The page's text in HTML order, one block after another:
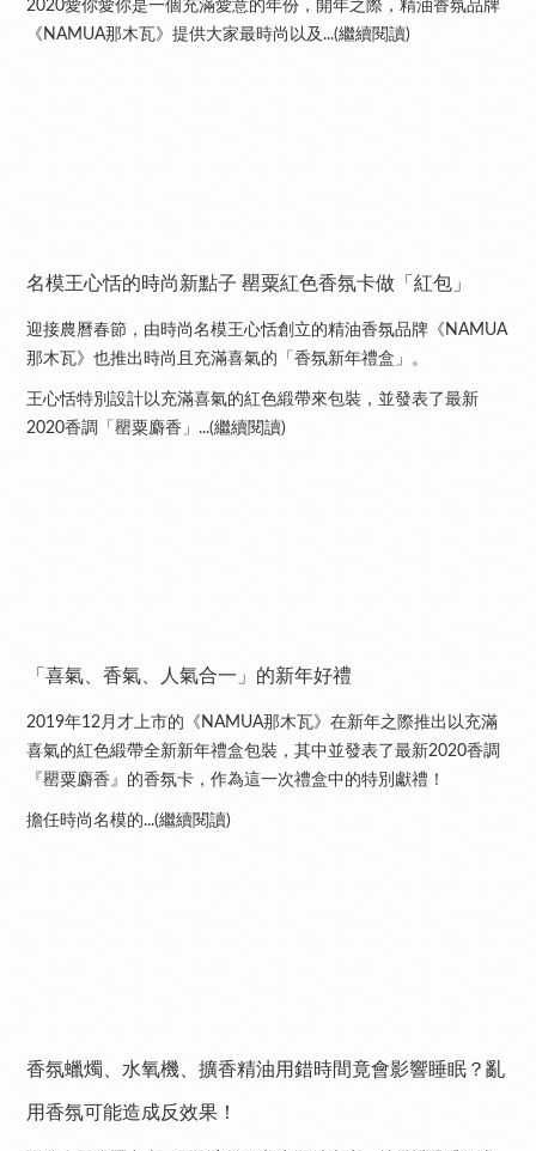
2020愛你愛你是一個充滿愛意的年份，開年之際，精油香氛品牌
《NAMUA那木瓦》提供大家最時尚以及...(繼續閱讀)
名模王心恬的時尚新點子 罌粟紅色香氛卡做「紅包」
迎接農曆春節，由時尚名模王心恬創立的精油香氛品牌《NAMUA
那木瓦》也推出時尚且充滿喜氣的「香氛新年禮盒」。
王心恬特別設計以充滿喜氣的紅色緞帶來包裝，並發表了最新
2020香調「罌粟麝香」...(繼續閱讀)
「喜氣、香氣、人氣合一」的新年好禮
2019年12月才上市的《NAMUA那木瓦》在新年之際推出以充滿
喜氣的紅色緞帶全新新年禮盒包裝，其中並發表了最新2020香調
『罌粟麝香』的香氛卡，作為這一次禮盒中的特別獻禮！
擔任時尚名模的...(繼續閱讀)
香氛蠟燭、水氧機、擴香精油用錯時間竟會影響睡眠？亂
用香氛可能造成反效果！